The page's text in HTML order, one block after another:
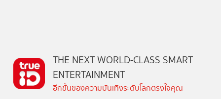
THE NEXT WORLD-CLASS SMART
ENTERTAINMENT
อีกขั้นของความบันเทิงระดับโลกตรงใจคุณ